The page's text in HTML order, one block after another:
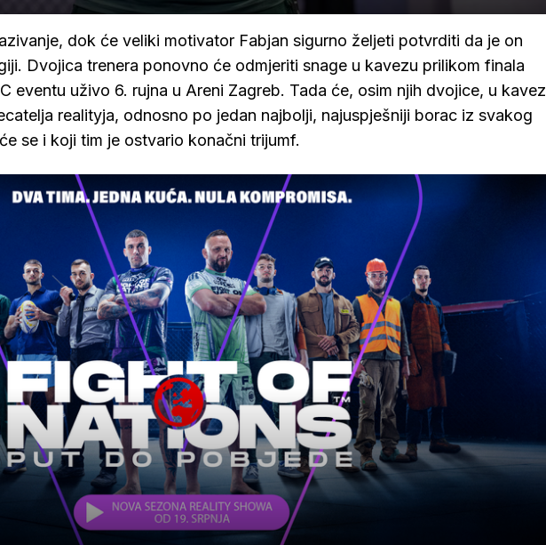
dok će veliki motivator Fabjan sigurno željeti potvrditi da je on
Dvojica trenera ponovno će odmjeriti snage u kavezu prilikom finala
eventu uživo 6. rujna u Areni Zagreb. Tada će, osim njih dvojice, u kavez
realityja, odnosno po jedan najbolji, najuspješniji borac iz svakog
se i koji tim je ostvario konačni trijumf.